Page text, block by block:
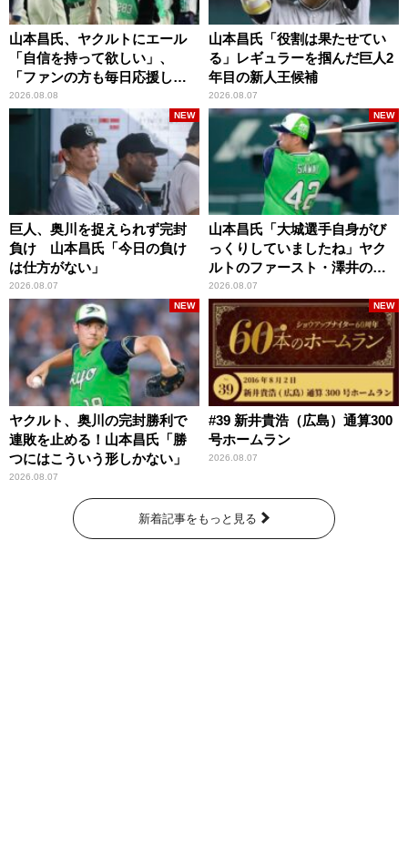
山本昌氏、ヤクルトにエール
「自信を持って欲しい」、
「ファンの方も毎日応援して
くれています」
2026.08.08
山本昌氏「役割は果たせてい
る」レギュラーを掴んだ巨人2
年目の新人王候補
2026.08.07
巨人、奥川を捉えられず完封
負け 山本昌氏「今日の負け
は仕方がない」
2026.08.07
NEW
山本昌氏「大城選手自身がび
っくりしていましたね」ヤク
ルトのファースト・澤井の判
断を評価
2026.08.07
NEW
ヤクルト、奥川の完封勝利で
連敗を止める！山本昌氏「勝
つにはこういう形しかない」
2026.08.07
NEW
#39 新井貴浩（広島）通算300
号ホームラン
2026.08.07
NEW
新着記事をもっと見る